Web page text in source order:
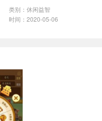
类别：休闲益智
时间：2020-05-06